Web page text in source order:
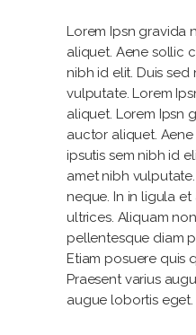
Lorem Ipsn gravida
aliquet. Aene sollic
nibh id elit. Duis
vulputate. Lorem
aliquet. Lorem Ipsn
auctor aliquet.
ipsutis sem nibh id
amet nibh
neque. In in ligula
ultrices. Aliquam
pellentesque diam
Etiam posuere quis
Praesent varius
augue lobortis eget.